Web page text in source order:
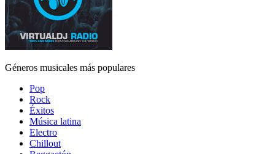
Géneros musicales más populares
Pop
Rock
Éxitos
Música latina
Electro
Chillout